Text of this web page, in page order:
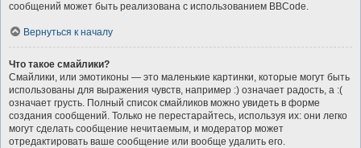
сообщений может быть реализована с использованием BBCode.
Вернуться к началу
Что такое смайлики?
Смайлики, или эмотиконы — это маленькие картинки, которые могут быть
использованы для выражения чувств, например :) означает радость, а :(
означает грусть. Полный список смайликов можно увидеть в форме
создания сообщений. Только не перестарайтесь, используя их: они легко
могут сделать сообщение нечитаемым, и модератор может
отредактировать ваше сообщение или вообще удалить его.